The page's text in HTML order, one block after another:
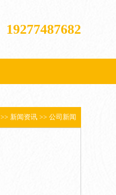
19277487682
>> 新闻资讯 >> 公司新闻